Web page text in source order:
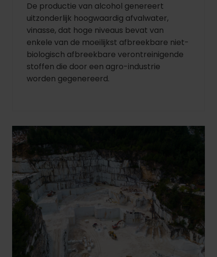
De productie van alcohol genereert
uitzonderlijk hoogwaardig afvalwater,
vinasse, dat hoge niveaus bevat van
enkele van de moeilijkst afbreekbare niet-
biologisch afbreekbare verontreinigende
stoffen die door een agro-industrie
worden gegenereerd.